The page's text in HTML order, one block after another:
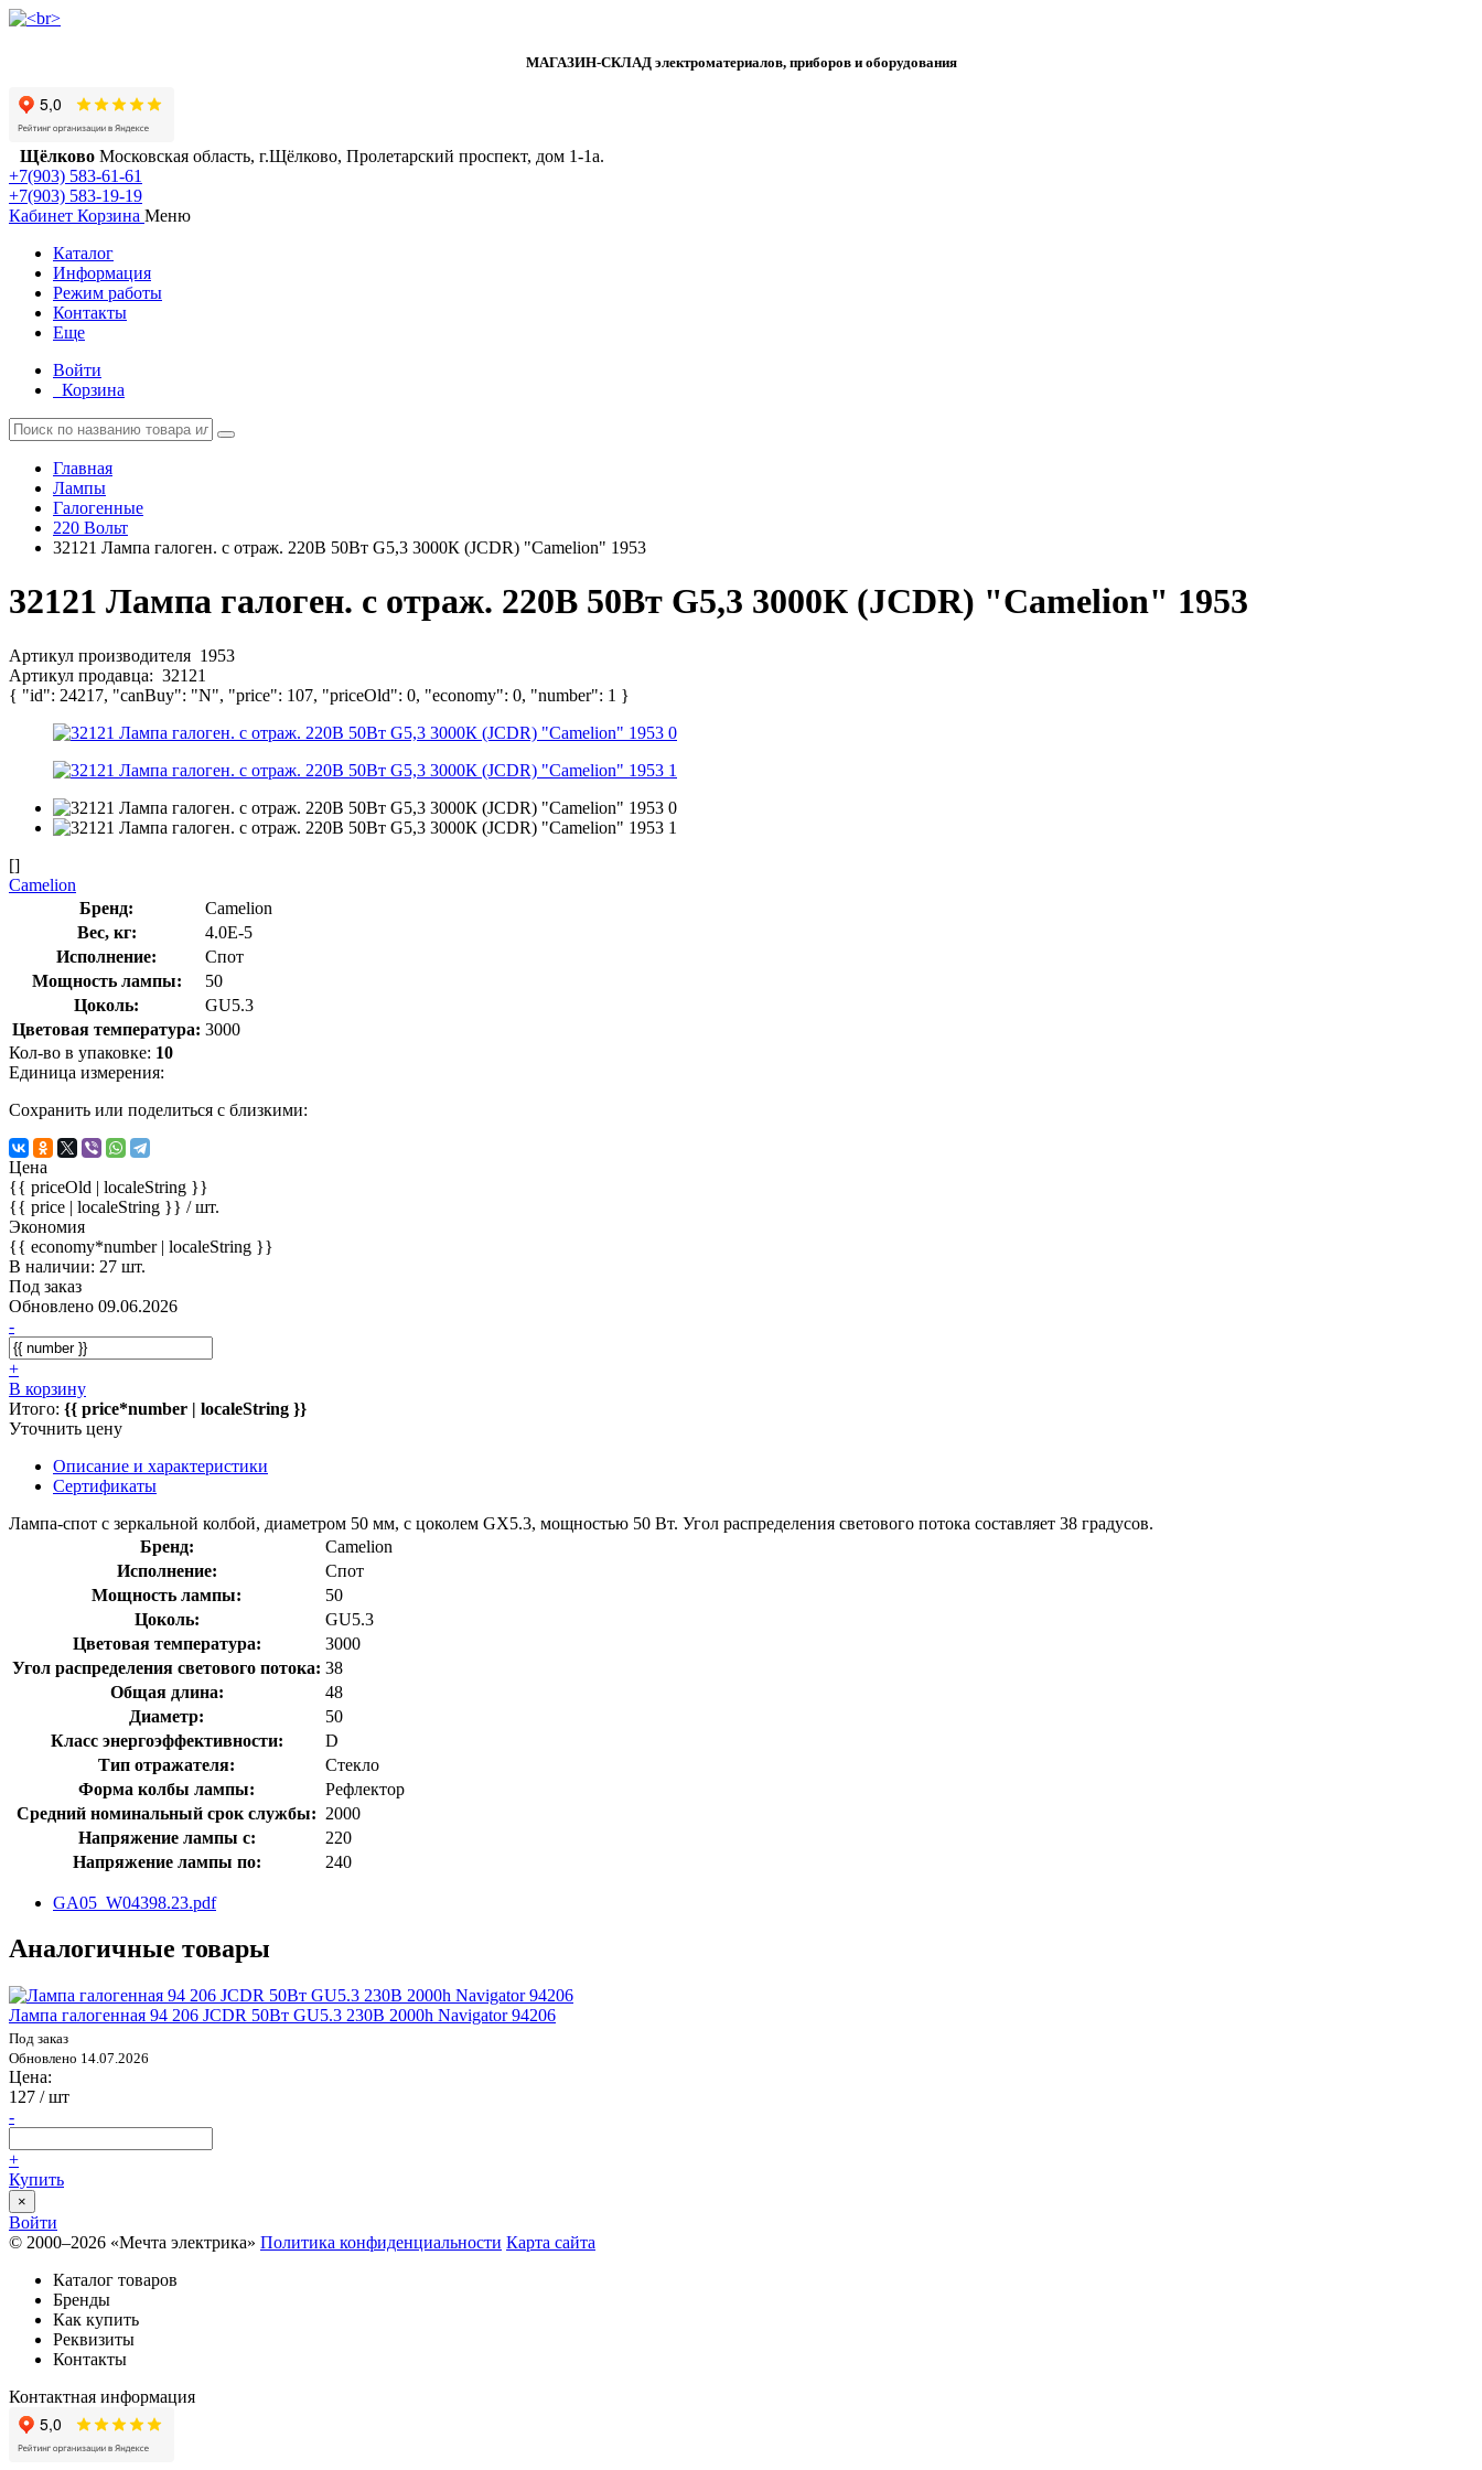
МАГАЗИН-СКЛАД электроматериалов, приборов и оборудования
Щёлково Московская область, г.Щёлково, Пролетарский проспект, дом 1‑1а.
+7(903) 583-61-61
+7(903) 583-19-19
Кабинет Корзина Меню
Каталог
Информация
Режим работы
Контакты
Еще
Войти
Корзина
Главная
Лампы
Галогенные
220 Вольт
32121 Лампа галоген. с отраж. 220В 50Вт G5,3 3000К (JCDR) "Сamelion" 1953
32121 Лампа галоген. с отраж. 220В 50Вт G5,3 3000К (JCDR) "Сamelion" 1953
Артикул производителя 1953
Артикул продавца: 32121
{ "id": 24217, "canBuy": "N", "price": 107, "priceOld": 0, "economy": 0, "number": 1 }
[]
Camelion
Бренд:
Camelion
Вес, кг:
4.0E-5
Исполнение:
Спот
Мощность лампы:
50
Цоколь:
GU5.3
Цветовая температура: 3000
Кол-во в упаковке: 10
Единица измерения:
Сохранить или поделиться с близкими:
Цена
{{ priceOld | localeString }}
{{ price | localeString }} / шт.
Экономия
{{ economy*number | localeString }}
В наличии: 27 шт.
Под заказ
Обновлено 09.06.2026
-
+
В корзину
Итого: {{ price*number | localeString }}
Уточнить цену
Описание и характеристики
Сертификаты
Лампа-спот с зеркальной колбой, диаметром 50 мм, с цоколем GX5.3, мощностью 50 Вт. Угол распределения светового потока составляет 38 градусов.
Бренд:
Camelion
Исполнение:
Спот
Мощность лампы:
50
Цоколь:
GU5.3
Цветовая температура:
3000
Угол распределения светового потока: 38
Общая длина:
48
Диаметр:
50
Класс энергоэффективности:
D
Тип отражателя:
Стекло
Форма колбы лампы:
Рефлектор
Средний номинальный срок службы: 2000
Напряжение лампы с:
220
Напряжение лампы по:
240
GA05_W04398.23.pdf
Аналогичные товары
Лампа галогенная 94 206 JCDR 50Вт GU5.3 230В 2000h Navigator 94206
Под заказ
Обновлено 14.07.2026
Цена:
127 / шт
-
+
Купить
×
Войти
© 2000–2026 «Мечта электрика» Политика конфиденциальности Карта сайта
Каталог товаров
Бренды
Как купить
Реквизиты
Контакты
Контактная информация